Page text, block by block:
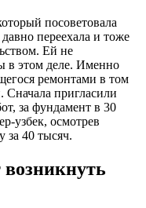
посоветовала
переехала и тоже
Ей не
в этом деле. Именно
ремонтами в том
пригласили
за фундамент в 30
узбек, осмотрев
за 40 тысяч.